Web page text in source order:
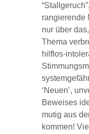
rangierende
nur über
Thema
hilflos-
‘Neuen’,
Beweises
mutig aus
kommen!